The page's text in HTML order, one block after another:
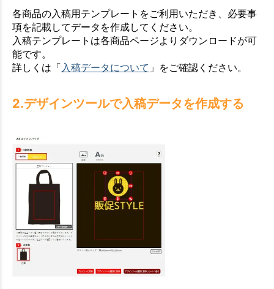
各商品の入稿用テンプレートをご利用いただき、必要事
項を記載してデータを作成してください。
入稿テンプレートは各商品ページよりダウンロードが可
能です。
詳しくは「入稿データについて 」をご確認ください。
2.デザインツールで入稿データを作成する